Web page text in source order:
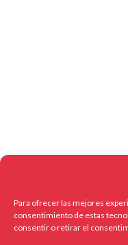
Para ofrecer las mejores
consentimiento de estas
consentir o retirar el